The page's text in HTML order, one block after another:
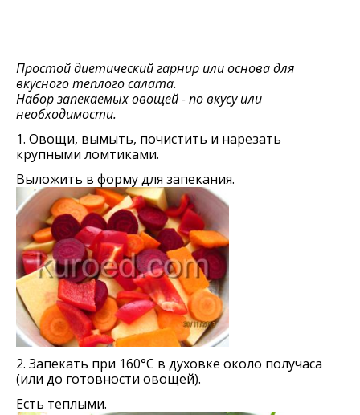
Простой диетический гарнир или основа для
вкусного теплого салата.
Набор запекаемых овощей - по вкусу или
необходимости.
1. Овощи, вымыть, почистить и нарезать
крупными ломтиками.
Выложить в форму для запекания.
2. Запекать при 160°С в духовке около получаса
(или до готовности овощей).
Есть теплыми.